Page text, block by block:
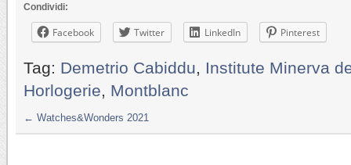
Condividi:
Facebook Twitter LinkedIn Pinterest
Tag: Demetrio Cabiddu, Institute Minerva
Horlogerie, Montblanc
← Watches&Wonders 2021